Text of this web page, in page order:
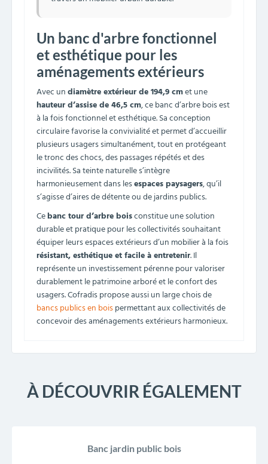
Un banc d'arbre fonctionnel
et esthétique pour les
aménagements extérieurs
Avec undiamètre extérieur de 194,9 cmet une
hauteur d’assise de 46,5 cm, ce banc d’arbre bois est
à la fois fonctionnel et esthétique. Sa conception
circulaire favorise la convivialité et permet d’accueillir
plusieurs usagers simultanément, tout en protégeant
le tronc des chocs, des passages répétés et des
incivilités. Sa teinte naturelle s’intègre
harmonieusement dans lesespaces paysagers, qu’il
s’agisse d’aires de détente ou de jardins publics.
Cebanc tour d’arbre boisconstitue une solution
durable et pratique pour les collectivités souhaitant
équiper leurs espaces extérieurs d’un mobilier à la fois
résistant, esthétique et facile à entretenir. Il
représente un investissement pérenne pour valoriser
durablement le patrimoine arboré et le confort des
usagers. Cofradis propose aussi un large chois de
bancs publics en boispermettant aux collectivités de
concevoir des aménagements extérieurs harmonieux.
À DÉCOUVRIR ÉGALEMENT
Banc jardin public bois